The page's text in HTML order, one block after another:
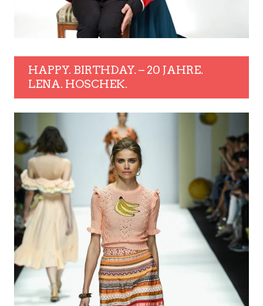
HAPPY. BIRTHDAY. – 20 JAHRE.
LENA. HOSCHEK.